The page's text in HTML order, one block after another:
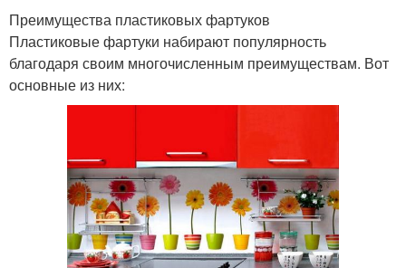
Преимущества пластиковых фартуков
Пластиковые фартуки набирают популярность
благодаря своим многочисленным преимуществам. Вот
основные из них: